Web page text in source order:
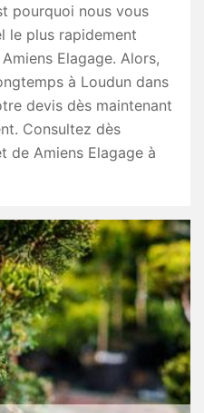
pourquoi nous vous
le plus rapidement
Elagage. Alors,
à Loudun dans
devis dès maintenant
Consultez dès
de Amiens Elagage à